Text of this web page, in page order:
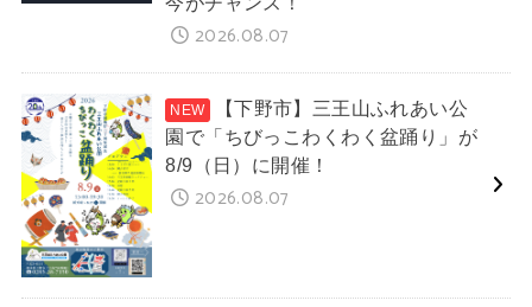
2026.08.07
【下野市】三王山ふれあい公
園で「ちびっこわくわく盆踊り」が
8/9（日）に開催！
2026.08.07